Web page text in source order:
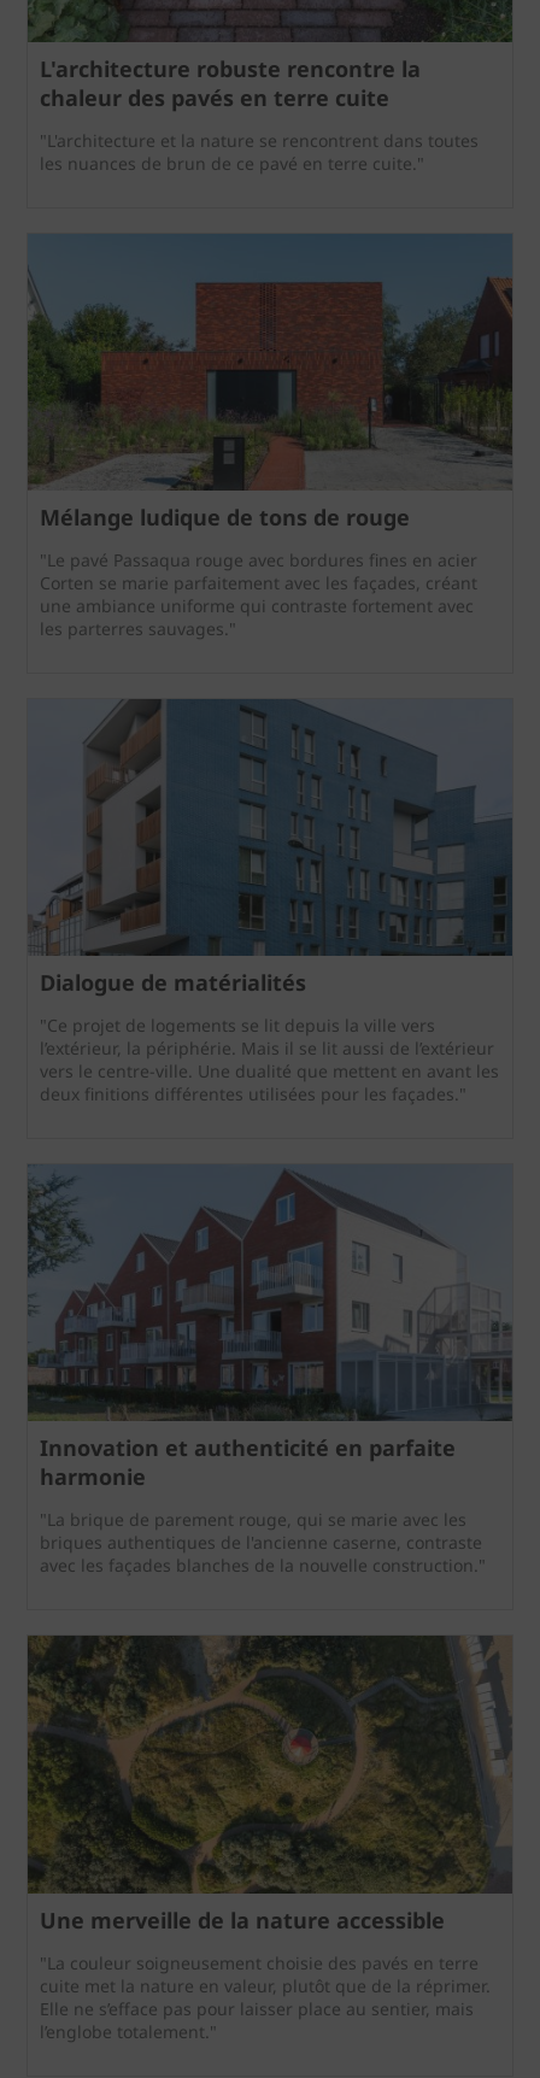
L'architecture robuste rencontre la
chaleur des pavés en terre cuite
"L'architecture et la nature se rencontrent dans toutes
les nuances de brun de ce pavé en terre cuite."
Mélange ludique de tons de rouge
"Le pavé Passaqua rouge avec bordures fines en acier
Corten se marie parfaitement avec les façades, créant
une ambiance uniforme qui contraste fortement avec
les parterres sauvages."
Dialogue de matérialités
"Ce projet de logements se lit depuis la ville vers
l’extérieur, la périphérie. Mais il se lit aussi de l’extérieur
vers le centre-ville. Une dualité que mettent en avant les
deux finitions différentes utilisées pour les façades."
Innovation et authenticité en parfaite
harmonie
"La brique de parement rouge, qui se marie avec les
briques authentiques de l'ancienne caserne, contraste
avec les façades blanches de la nouvelle construction."
Une merveille de la nature accessible
"La couleur soigneusement choisie des pavés en terre
cuite met la nature en valeur, plutôt que de la réprimer.
Elle ne s’efface pas pour laisser place au sentier, mais
l’englobe totalement."